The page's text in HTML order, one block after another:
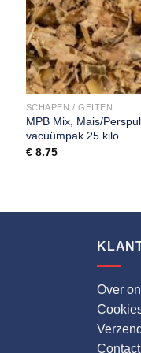
SCHAPEN / GEITEN
MPB Mix, Mais/
vacuümpak 25 kilo.
€8.75
Over
Contact